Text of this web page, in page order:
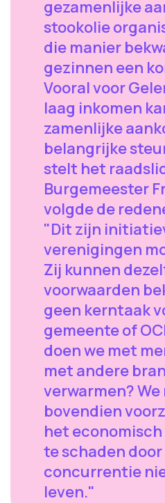
gezamenlijke
stookolie
die manier
gezinnen een
Vooral voor
laag inkomen
zamenlijke
belangrijke
stelt het
Burgemeester
volgde de
"Dit zijn
verenigingen
Zij kunnen
voorwaarden
geen kerntaak
gemeente of
doen we met
met andere
verwarmen?
bovendien
het
te schaden
concurrentie
leven."